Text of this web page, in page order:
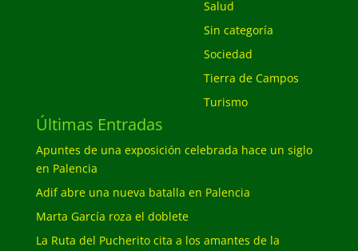
Salud
Sin categoría
Sociedad
Tierra de Campos
Turismo
Últimas Entradas
Apuntes de una exposición celebrada hace un siglo
en Palencia
Adif abre una nueva batalla en Palencia
Marta García roza el doblete
La Ruta del Pucherito cita a los amantes de la